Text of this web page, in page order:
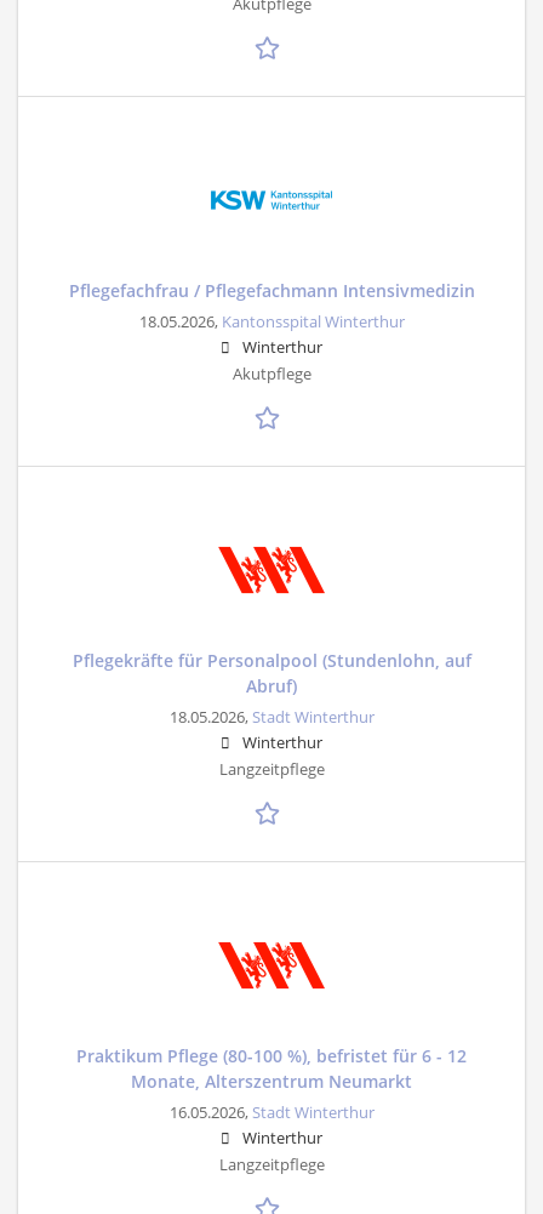
Pflegefachfrau / Pflegefachmann Intensivmedizin
18.05.2026, Kantonsspital Winterthur
Winterthur
Akutpflege
Pflegekräfte für Personalpool (Stundenlohn, auf
Abruf)
18.05.2026, Stadt Winterthur
Winterthur
Langzeitpflege
Praktikum Pflege (80-100 %), befristet für 6 - 12
Monate, Alterszentrum Neumarkt
16.05.2026, Stadt Winterthur
Winterthur
Langzeitpflege